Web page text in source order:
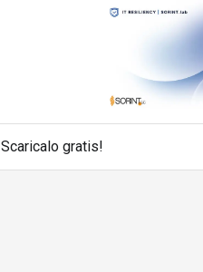
Scaricalo gratis!